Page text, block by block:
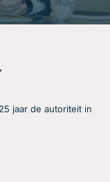
jaar de autoriteit in